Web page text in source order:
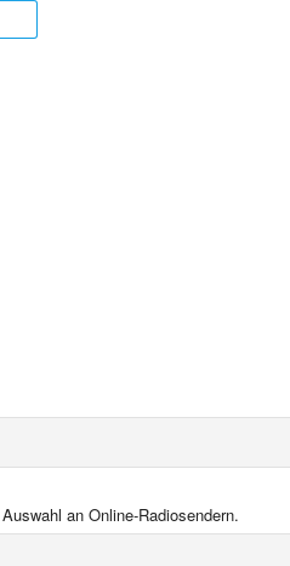
an Online‑Radiosendern.